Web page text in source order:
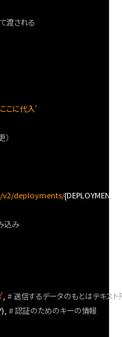
渡される
こに代入'
deployments/
込み
# 送信するデータのもとはテキスト
# 認証のためのキーの情報